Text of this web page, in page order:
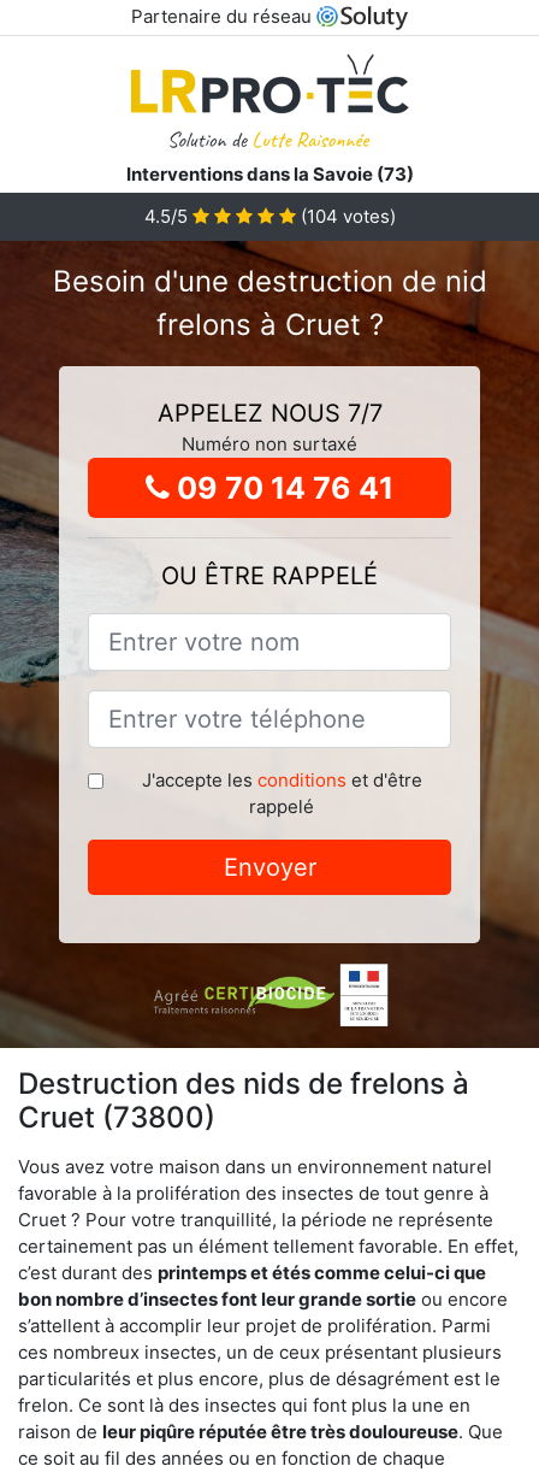
Partenaire du réseau
Interventions dans la Savoie (73)
4.5/5 (104 votes)
Besoin d'une destruction de nid
frelons à Cruet ?
APPELEZ NOUS 7/7
Numéro non surtaxé
09 70 14 76 41
OU ÊTRE RAPPELÉ
J'accepte les conditions et d'être
rappelé
Envoyer
Destruction des nids de frelons à
Cruet (73800)
Vous avez votre maison dans un environnement naturel
favorable à la prolifération des insectes de tout genre à
Cruet ? Pour votre tranquillité, la période ne représente
certainement pas un élément tellement favorable. En effet,
c’est durant des printemps et étés comme celui-ci que
bon nombre d’insectes font leur grande sortie ou encore
s’attellent à accomplir leur projet de prolifération. Parmi
ces nombreux insectes, un de ceux présentant plusieurs
particularités et plus encore, plus de désagrément est le
frelon. Ce sont là des insectes qui font plus la une en
raison de leur piqûre réputée être très douloureuse. Que
ce soit au fil des années ou en fonction de chaque